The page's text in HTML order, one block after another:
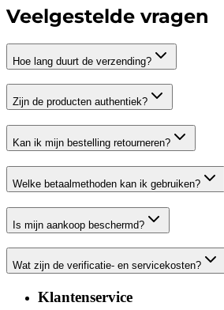
Veelgestelde vragen
Hoe lang duurt de verzending?
Zijn de producten authentiek?
Kan ik mijn bestelling retourneren?
Welke betaalmethoden kan ik gebruiken?
Is mijn aankoop beschermd?
Wat zijn de verificatie- en servicekosten?
Klantenservice